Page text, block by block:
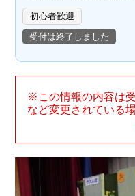
初心者歓迎
受付は終了しました
※この情報の内容は
など変更されている